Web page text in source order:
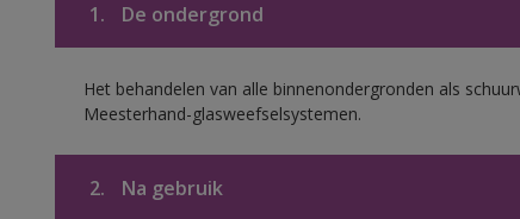
1. De ondergrond
Het behandelen van alle binnenondergronden als
Meesterhand-glasweefselsystemen.
2. Na gebruik